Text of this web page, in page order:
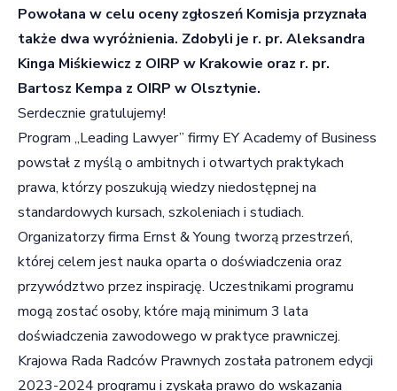
Powołana w celu oceny zgłoszeń Komisja przyznała
także dwa wyróżnienia. Zdobyli je r. pr. Aleksandra
Kinga Miśkiewicz z OIRP w Krakowie oraz r. pr.
Bartosz Kempa z OIRP w Olsztynie.
Serdecznie gratulujemy!
Program „Leading Lawyer” firmy EY Academy of Business
powstał z myślą o ambitnych i otwartych praktykach
prawa, którzy poszukują wiedzy niedostępnej na
standardowych kursach, szkoleniach i studiach.
Organizatorzy firma Ernst & Young tworzą przestrzeń,
której celem jest nauka oparta o doświadczenia oraz
przywództwo przez inspirację. Uczestnikami programu
mogą zostać osoby, które mają minimum 3 lata
doświadczenia zawodowego w praktyce prawniczej.
Krajowa Rada Radców Prawnych została patronem edycji
2023-2024 programu i zyskała prawo do wskazania